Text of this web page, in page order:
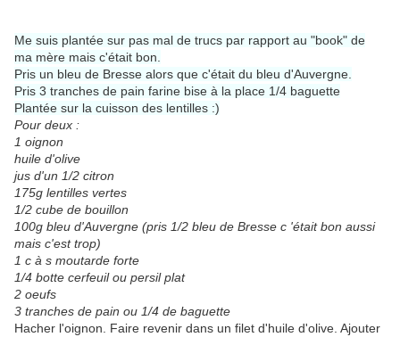
Me suis plantée sur pas mal de trucs par rapport au "book" de
ma mère mais c'était bon.
Pris un bleu de Bresse alors que c'était du bleu d'Auvergne.
Pris 3 tranches de pain farine bise à la place 1/4 baguette
Plantée sur la cuisson des lentilles :)
Pour deux :
1 oignon
huile d'olive
jus d'un 1/2 citron
175g lentilles vertes
1/2 cube de bouillon
100g bleu d'Auvergne (pris 1/2 bleu de Bresse c 'était bon aussi
mais c'est trop)
1 c à s moutarde forte
1/4 botte cerfeuil ou persil plat
2 oeufs
3 tranches de pain ou 1/4 de baguette
Hacher l'oignon. Faire revenir dans un filet d'huile d'olive. Ajouter